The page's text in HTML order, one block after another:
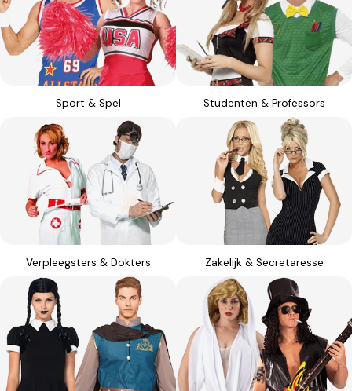
Sport & Spel Studenten & Professors
Verpleegsters & Dokters Zakelijk & Secretaresse